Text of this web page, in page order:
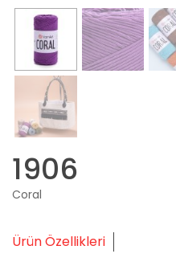
1906
Coral
Ürün Özellikleri